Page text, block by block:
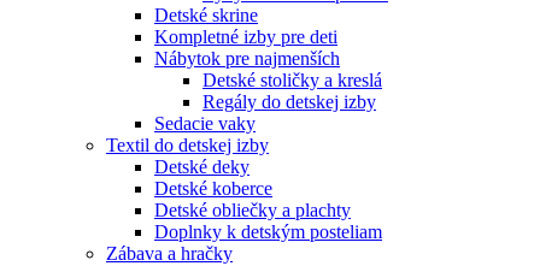
Detské skrine
Kompletné izby pre deti
Nábytok pre najmenších
Detské stoličky a kreslá
Regály do detskej izby
Sedacie vaky
Textil do detskej izby
Detské deky
Detské koberce
Detské obliečky a plachty
Doplnky k detským posteliam
Zábava a hračky